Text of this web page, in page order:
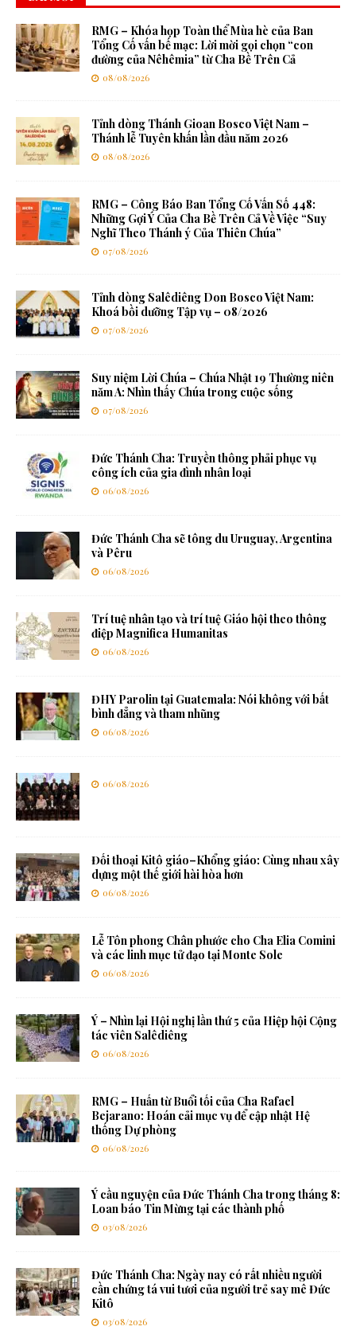
RMG – Khóa họp Toàn thể Mùa hè của Ban
Tổng Cố vấn bế mạc: Lời mời gọi chọn “con
đường của Nêhêmia” từ Cha Bề Trên Cả
08/08/2026
Tỉnh dòng Thánh Gioan Bosco Việt Nam –
Thánh lễ Tuyên khấn lần đầu năm 2026
08/08/2026
RMG – Công Báo Ban Tổng Cố Vấn Số 448:
Những Gợi Ý Của Cha Bề Trên Cả Về Việc “Suy
Nghĩ Theo Thánh ý Của Thiên Chúa”
07/08/2026
Tỉnh dòng Salêdiêng Don Bosco Việt Nam:
Khoá bồi dưỡng Tập vụ – 08/2026
07/08/2026
Suy niệm Lời Chúa – Chúa Nhật 19 Thường niên
năm A: Nhìn thấy Chúa trong cuộc sống
07/08/2026
Đức Thánh Cha: Truyền thông phải phục vụ
công ích của gia đình nhân loại
06/08/2026
Đức Thánh Cha sẽ tông du Uruguay, Argentina
và Pêru
06/08/2026
Trí tuệ nhân tạo và trí tuệ Giáo hội theo thông
điệp Magnifica Humanitas
06/08/2026
ĐHY Parolin tại Guatemala: Nói không với bất
bình đẳng và tham nhũng
06/08/2026
06/08/2026
Đối thoại Kitô giáo–Khổng giáo: Cùng nhau xây
dựng một thế giới hài hòa hơn
06/08/2026
Lễ Tôn phong Chân phước cho Cha Elia Comini
và các linh mục tử đạo tại Monte Sole
06/08/2026
Ý – Nhìn lại Hội nghị lần thứ 5 của Hiệp hội Cộng
tác viên Salêdiêng
06/08/2026
RMG – Huấn từ Buổi tối của Cha Rafael
Bejarano: Hoán cải mục vụ để cập nhật Hệ
thống Dự phòng
06/08/2026
Ý cầu nguyện của Đức Thánh Cha trong tháng 8:
Loan báo Tin Mừng tại các thành phố
03/08/2026
Đức Thánh Cha: Ngày nay có rất nhiều người
cần chứng tá vui tươi của người trẻ say mê Đức
Kitô
03/08/2026